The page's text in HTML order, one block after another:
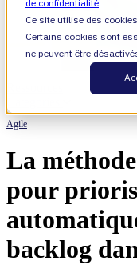
de confidentialité.
Ce site utilise des
Certains cookies sont
ne peuvent être
Agile
La
pour
backlog